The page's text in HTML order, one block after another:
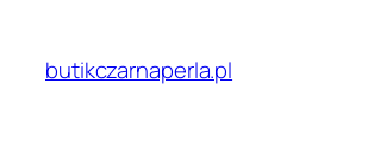
treścibutikczarnaperla.pl